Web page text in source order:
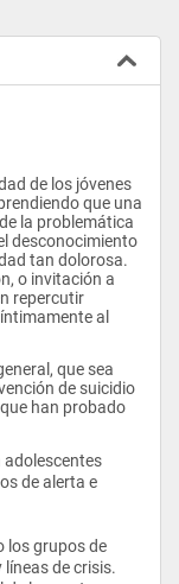
de los jóvenes
que una
la problemática
desconocimiento
tan dolorosa.
o invitación a
repercutir
al
que sea
de suicidio
han probado
adolescentes
de alerta e
los grupos de
de crisis.